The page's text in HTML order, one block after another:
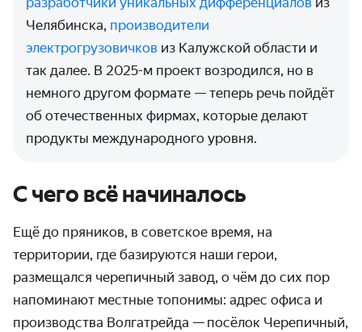
Челябинска, производители
электрогрузовичков из Калужской области и
так далее. В 2025-м проект возродился, но в
немного другом формате — теперь речь пойдёт
об отечественных фирмах, которые делают
продукты международного уровня.
С чего всё начиналось
Ещё до пряников, в советское время, на
территории, где базируются наши герои,
размещался черепичный завод, о чём до сих пор
напоминают местные топонимы: адрес офиса и
производства Волгатрейда — посёлок Черепичный,